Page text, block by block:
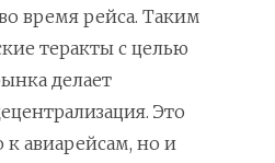
время рейса. Таким
теракты с целью
делает
Это
к авиарейсам, но и